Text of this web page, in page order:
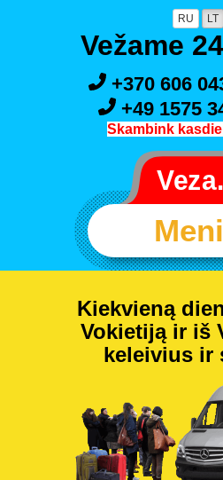
RU LT
Vežame
+370 606
+49 1575
Skambink
Kiekvieną
Vokietiją ir iš
keleivius ir